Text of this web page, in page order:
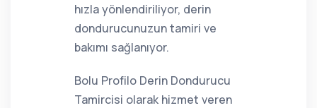
hızla yönlendiriliyor, derin
dondurucunuzun tamiri ve
bakımı sağlanıyor.
Bolu Profilo Derin Dondurucu
Tamircisi olarak hizmet veren